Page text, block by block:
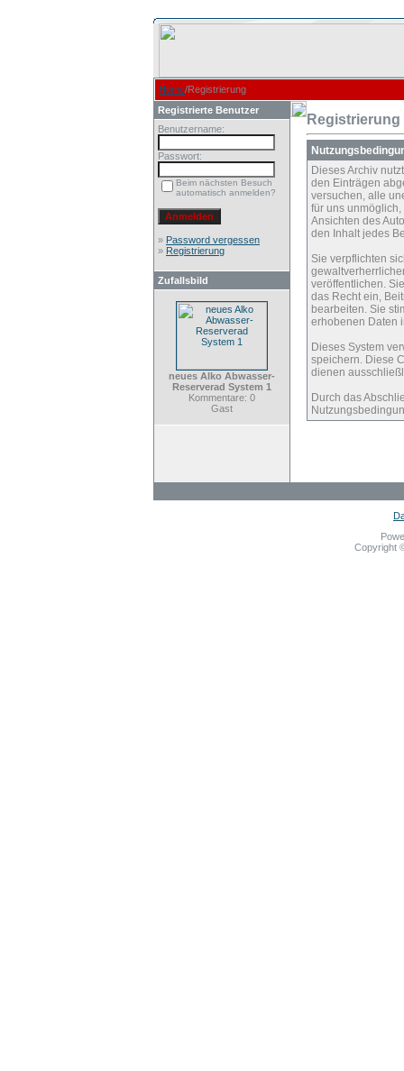
Home/Registrierung
Registrierte Benutzer
Benutzername:
Passwort:
Beim nächsten Besuch
automatisch anmelden?
» Password vergessen
» Registrierung
Zufallsbild
neues Alko Abwasser-
Reserverad System 1
Kommentare: 0
Gast
Registrierung
Dieses Archiv
den Einträgen
versuchen, alle
für uns
Ansichten des
den Inhalt jedes
Sie verpflichten
veröffentlichen.
das Recht ein,
bearbeiten. Sie
erhobenen Daten
Dieses System
speichern. Diese
dienen
Durch das
Copyright